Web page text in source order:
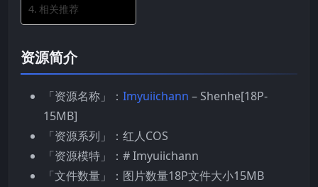
相关推荐
资源简介
「资源名称」： Imyuiichann – Shenhe[18P-
15MB]
「资源系列」：红人COS
「资源模特」：# Imyuiichann
「文件数量」：图片数量18P文件大小15MB